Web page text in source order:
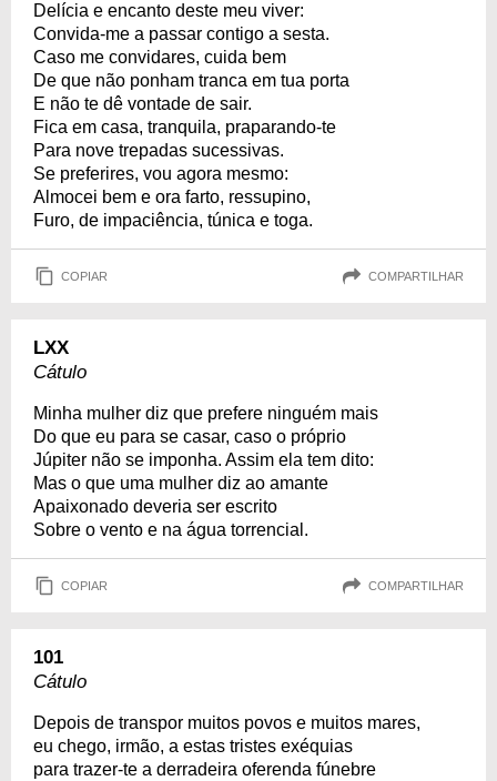
Delícia e encanto deste meu viver:
Convida-me a passar contigo a sesta.
Caso me convidares, cuida bem
De que não ponham tranca em tua porta
E não te dê vontade de sair.
Fica em casa, tranquila, praparando-te
Para nove trepadas sucessivas.
Se preferires, vou agora mesmo:
Almocei bem e ora farto, ressupino,
Furo, de impaciência, túnica e toga.
COPIAR COMPARTILHAR
LXX
Cátulo
Minha mulher diz que prefere ninguém mais
Do que eu para se casar, caso o próprio
Júpiter não se imponha. Assim ela tem dito:
Mas o que uma mulher diz ao amante
Apaixonado deveria ser escrito
Sobre o vento e na água torrencial.
COPIAR COMPARTILHAR
101
Cátulo
Depois de transpor muitos povos e muitos mares,
eu chego, irmão, a estas tristes exéquias
para trazer-te a derradeira oferenda fúnebre